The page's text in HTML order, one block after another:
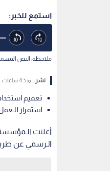
استمع للخبر:
ملاحظة: النص
نشر : منذ 4 ساعات
تعميم
استمرار
أعلنت الـمؤسسة
الـرسمي عن